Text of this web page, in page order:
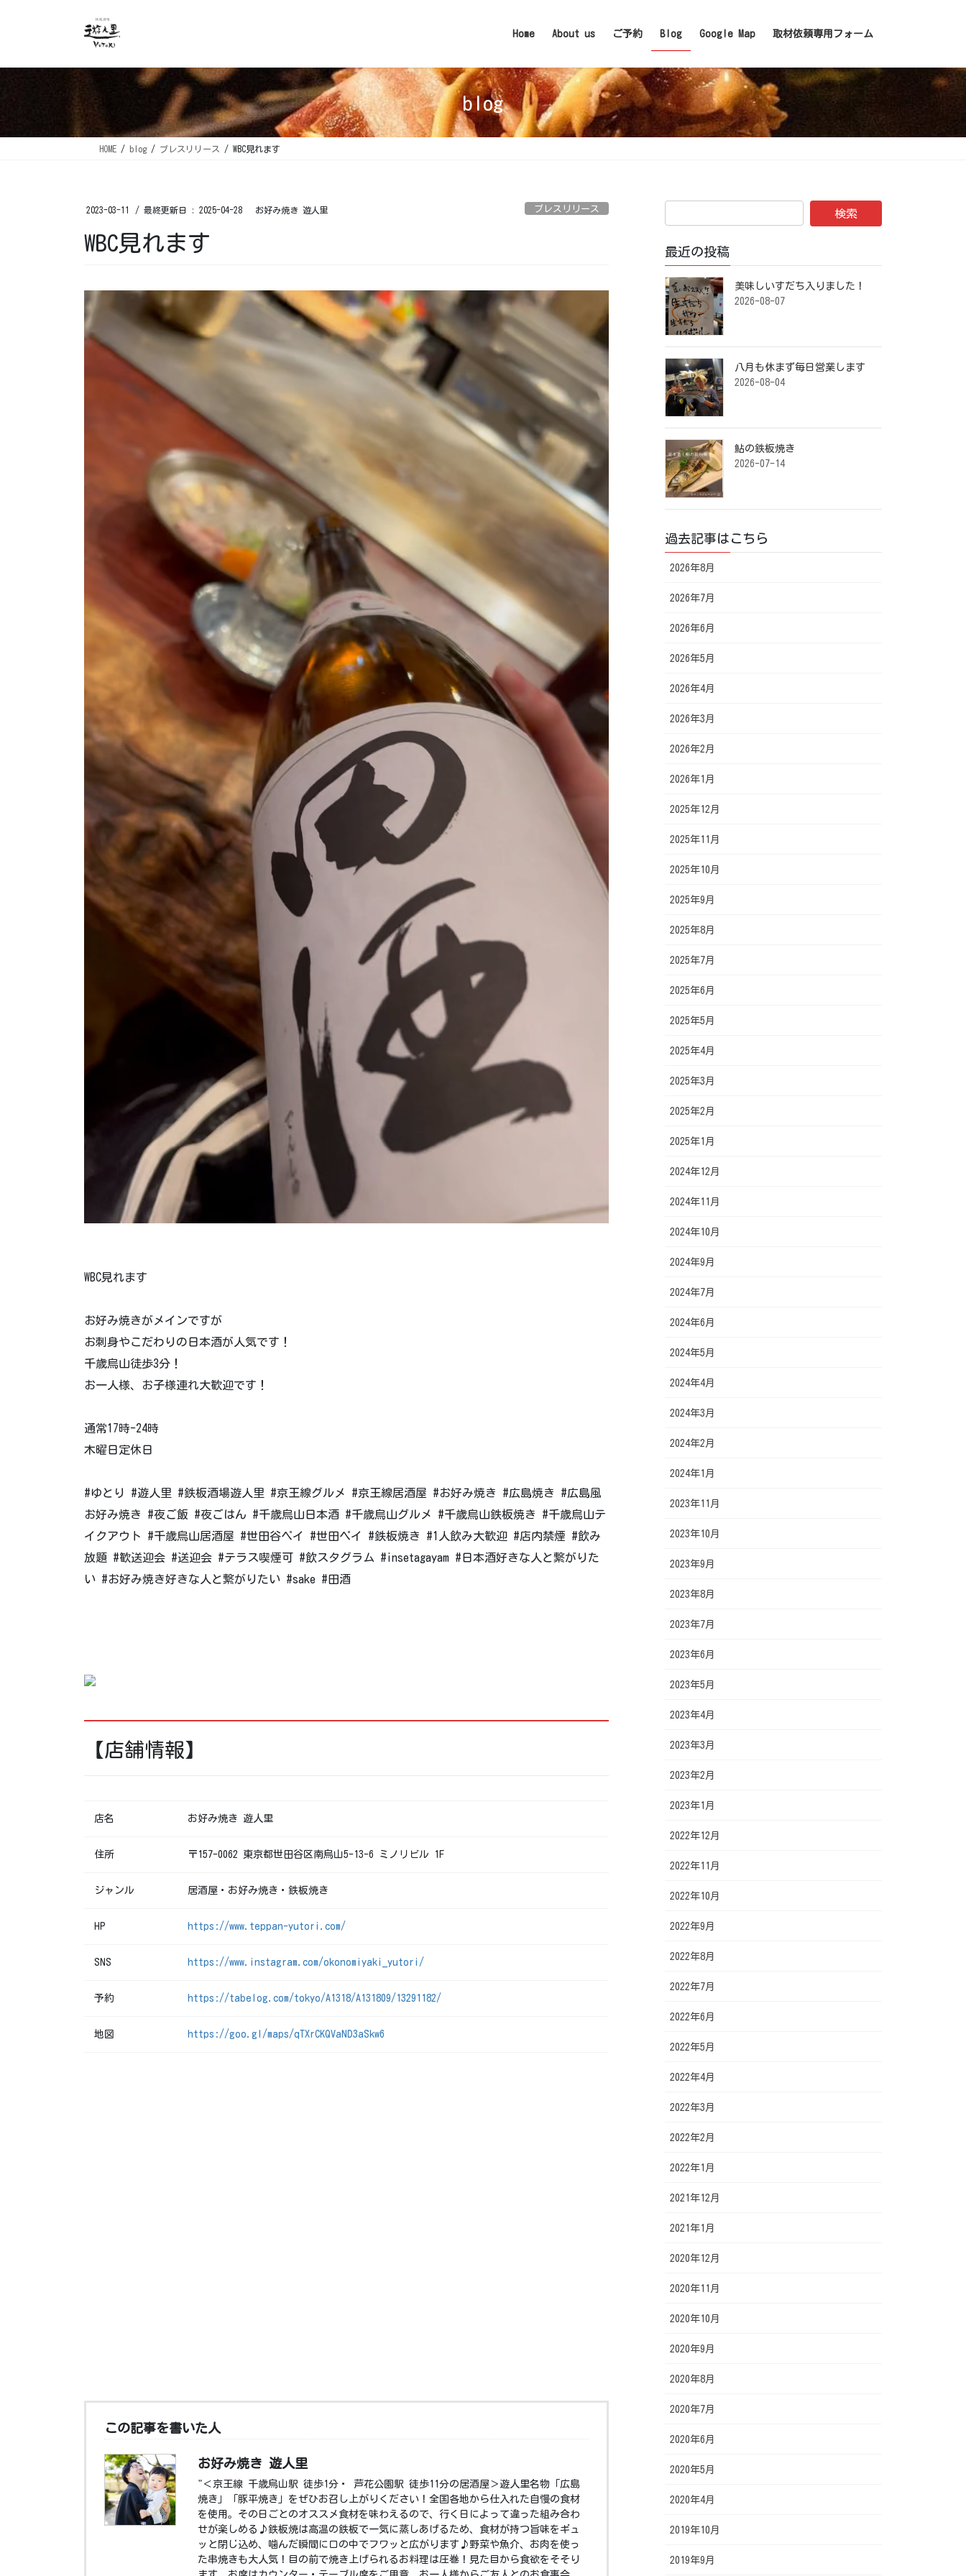
Home About us ご予約 Blog Google Map 取材依頼専用フォーム
blog
HOME blog プレスリリース WBC見れます️ ⁡
2023-03-11 / 最終更新日 : 2025-04-28 お好み焼き 遊人里 プレスリリース
WBC見れます️ ⁡
WBC見れます️
お好み焼きがメインですが
お刺身やこだわりの日本酒が人気です！
千歳烏山徒歩3分！
お一人様、お子様連れ大歓迎です！
通常17時-24時
木曜日定休日
#ゆとり #遊人里 #鉄板酒場遊人里 #京王線グルメ #京王線居酒屋 #お好み焼き #広島焼き #広島風
お好み焼き #夜ご飯 #夜ごはん #千歳烏山日本酒 #千歳烏山グルメ #千歳烏山鉄板焼き #千歳烏山テ
イクアウト #千歳烏山居酒屋 #世田谷ペイ #世田ペイ #鉄板焼き #1人飲み大歓迎 #店内禁煙 #飲み
放題 #歓送迎会 #送迎会 #テラス喫煙可 #飲スタグラム #insetagayam #日本酒好きな人と繋がりた
い #お好み焼き好きな人と繋がりたい #sake #田酒
【店舗情報】
店名 お好み焼き 遊人里
住所 〒157-0062 東京都世田谷区南烏山5-13-6 ミノリビル 1F
ジャンル 居酒屋・お好み焼き・鉄板焼き
HP https://www.teppan-yutori.com/
SNS https://www.instagram.com/okonomiyaki_yutori/
予約 https://tabelog.com/tokyo/A1318/A131809/13291182/
地図 https://goo.gl/maps/qTXrCKQVaND3aSkw6
この記事を書いた人
お好み焼き 遊人里
"＜京王線 千歳烏山駅 徒歩1分・ 芦花公園駅 徒歩11分の居酒屋＞遊人里名物「広島
焼き」「豚平焼き」をぜひお召し上がりください！全国各地から仕入れた自慢の食材
を使用。その日ごとのオススメ食材を味わえるので、行く日によって違った組み合わ
せが楽しめる♪鉄板焼は高温の鉄板で一気に蒸しあげるため、食材が持つ旨味をギュ
ッと閉じ込め、噛んだ瞬間に口の中でフワッと広がります♪野菜や魚介、お肉を使っ
た串焼きも大人気！目の前で焼き上げられるお料理は圧巻！見た目から食欲をそそり
最近の投稿
美味しいすだち入りました！ ⁡
2026-08-07
八月も休まず毎日営業します️ ⁡
2026-08-04
鮎の鉄板焼き ⁡
2026-07-14
過去記事はこちら
2026年8月
2026年7月
2026年6月
2026年5月
2026年4月
2026年3月
2026年2月
2026年1月
2025年12月
2025年11月
2025年10月
2025年9月
2025年8月
2025年7月
2025年6月
2025年5月
2025年4月
2025年3月
2025年2月
2025年1月
2024年12月
2024年11月
2024年10月
2024年9月
2024年7月
2024年6月
2024年5月
2024年4月
2024年3月
2024年2月
2024年1月
2023年11月
2023年10月
2023年9月
2023年8月
2023年7月
2023年6月
2023年5月
2023年4月
2023年3月
2023年2月
2023年1月
2022年12月
2022年11月
2022年10月
2022年9月
2022年8月
2022年7月
2022年6月
2022年5月
2022年4月
2022年3月
2022年2月
2022年1月
2021年12月
2021年1月
2020年12月
2020年11月
2020年10月
2020年9月
2020年8月
2020年7月
2020年6月
2020年5月
2020年4月
2019年10月
2019年9月